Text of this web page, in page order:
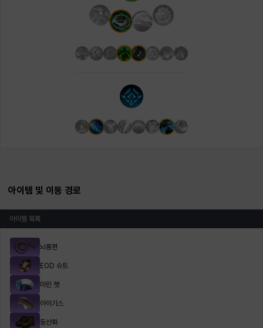
아이템 및 이동 경로
아이템 목록
뇌룡편
EOD 슈트
마린 햇
아이기스
등산화